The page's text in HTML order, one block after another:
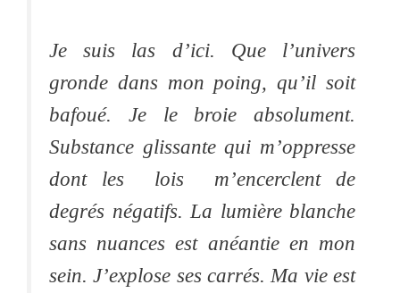
Je suis las d’ici. Que l’univers
gronde dans mon poing, qu’il soit
bafoué. Je le broie absolument.
Substance glissante qui m’oppresse
dont les lois m’encerclent de
degrés négatifs. La lumière blanche
sans nuances est anéantie en mon
sein. J’explose ses carrés. Ma vie est